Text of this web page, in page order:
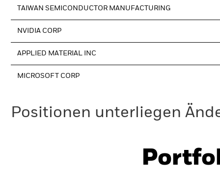
TAIWAN SEMICONDUCTOR MANUFACTURING
NVIDIA CORP
APPLIED MATERIAL INC
MICROSOFT CORP
Positionen unterliegen